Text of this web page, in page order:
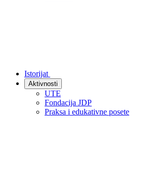
Istorijat
Aktivnosti
UTE
Fondacija JDP
Praksa i edukativne posete